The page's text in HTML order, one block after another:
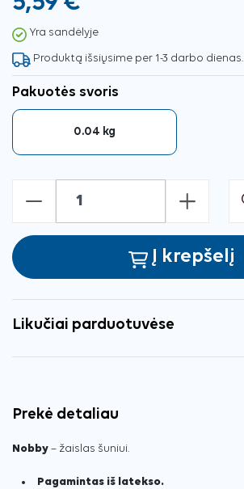
Yra sandėlyje
Produktą išsiųsime per 1-3 darbo dienas.
Pakuotės svoris
0.04 kg
- +
Į krepšelį
Likučiai parduotuvėse
Prekė detaliau
Nobby – žaislas šuniui.
Pagamintas iš latekso.